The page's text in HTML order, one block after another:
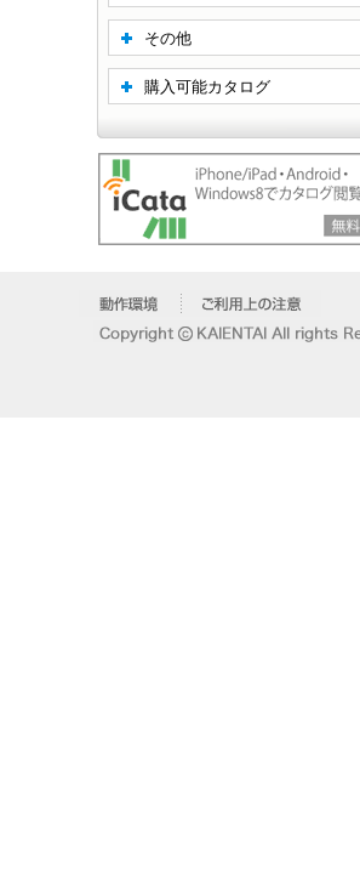
その他
購入可能カタログ